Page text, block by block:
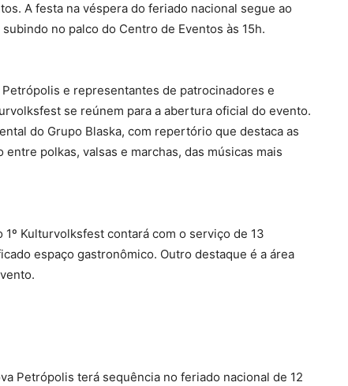
A festa na véspera do feriado nacional segue ao
no palco do Centro de Eventos às 15h.
e representantes de patrocinadores e
se reúnem para a abertura oficial do evento.
do Grupo Blaska, com repertório que destaca as
entre polkas, valsas e marchas, das músicas mais
Kulturvolksfest contará com o serviço de 13
espaço gastronômico. Outro destaque é a área
Petrópolis terá sequência no feriado nacional de 12